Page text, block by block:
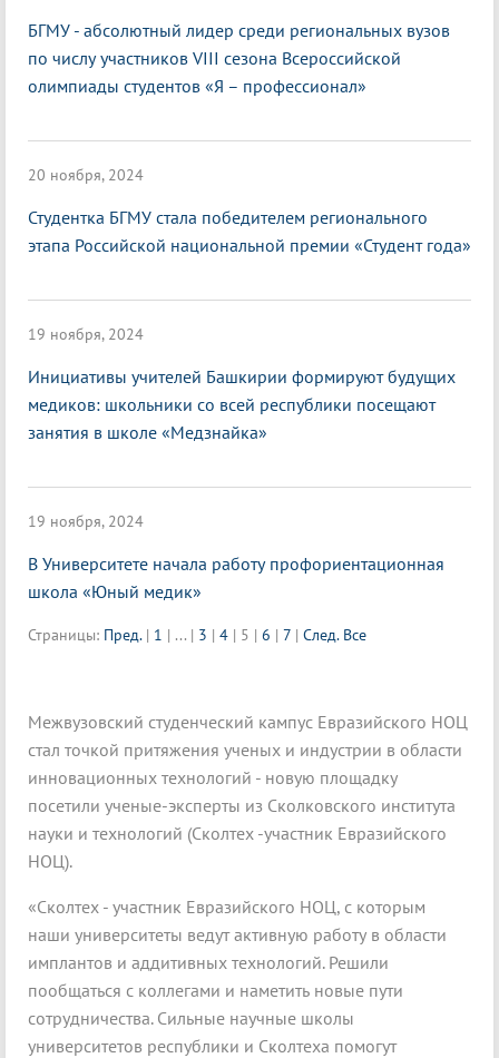
БГМУ - абсолютный лидер среди региональных вузов
по числу участников VIII сезона Всероссийской
олимпиады студентов «Я – профессионал»
20 ноября, 2024
Студентка БГМУ стала победителем регионального
этапа Российской национальной премии «Студент года»
19 ноября, 2024
Инициативы учителей Башкирии формируют будущих
медиков: школьники со всей республики посещают
занятия в школе «Медзнайка»
19 ноября, 2024
В Университете начала работу профориентационная
школа «Юный медик»
Страницы: Пред. | 1 | ... | 3 | 4 | 5 | 6 | 7 | След. Все
Межвузовский студенческий кампус Евразийского НОЦ
стал точкой притяжения ученых и индустрии в области
инновационных технологий - новую площадку
посетили ученые-эксперты из Сколковского института
науки и технологий (Сколтех -участник Евразийского
НОЦ).
«Сколтех - участник Евразийского НОЦ, с которым
наши университеты ведут активную работу в области
имплантов и аддитивных технологий. Решили
пообщаться с коллегами и наметить новые пути
сотрудничества. Сильные научные школы
университетов республики и Сколтеха помогут